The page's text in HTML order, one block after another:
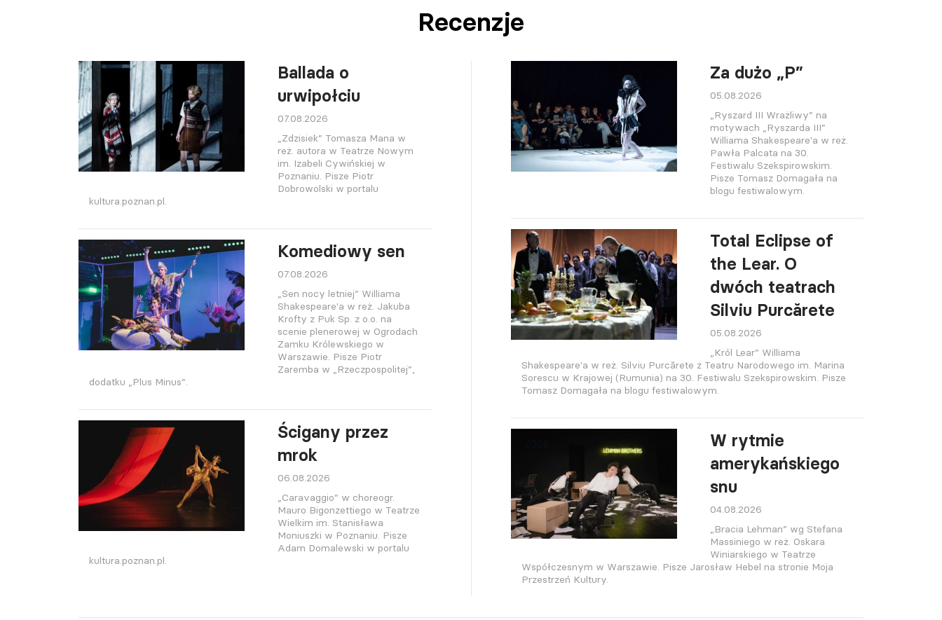
Recenzje
Ballada o
urwipołciu
07.08.2026
„Zdzisiek” Tomasza Mana w
reż. autora w Teatrze Nowym
im. Izabeli Cywińskiej w
Poznaniu. Pisze Piotr
Dobrowolski w portalu
kultura.poznan.pl.
Komediowy sen
07.08.2026
„Sen nocy letniej” Williama
Shakespeare'a w reż. Jakuba
Krofty z Puk Sp. z o.o. na
scenie plenerowej w Ogrodach
Zamku Królewskiego w
Warszawie. Pisze Piotr
Zaremba w „Rzeczpospolitej”,
dodatku „Plus Minus”.
Ścigany przez
mrok
06.08.2026
„Caravaggio” w choreogr.
Mauro Bigonzettiego w Teatrze
Wielkim im. Stanisława
Moniuszki w Poznaniu. Pisze
Adam Domalewski w portalu
kultura.poznan.pl.
Za dużo „P”
05.08.2026
„Ryszard III Wrażliwy” na
motywach „Ryszarda III”
Williama Shakespeare'a w reż.
Pawła Palcata na 30.
Festiwalu Szekspirowskim.
Pisze Tomasz Domagała na
blogu festiwalowym.
Total Eclipse of
the Lear. O
dwóch teatrach
Silviu Purcărete
05.08.2026
„Król Lear” Williama
Shakespeare'a w reż. Silviu Purcărete z Teatru Narodowego im. Marina
Sorescu w Krajowej (Rumunia) na 30. Festiwalu Szekspirowskim. Pisze
Tomasz Domagała na blogu festiwalowym.
W rytmie
amerykańskiego
snu
04.08.2026
„Bracia Lehman” wg Stefana
Massiniego w reż. Oskara
Winiarskiego w Teatrze
Współczesnym w Warszawie. Pisze Jarosław Hebel na stronie Moja
Przestrzeń Kultury.